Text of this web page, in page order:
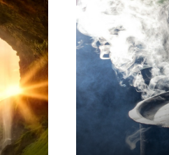
plików
dźwiękowych